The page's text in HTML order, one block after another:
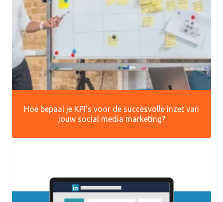
Hoe bepaal je KPI’s voor de succesvolle inzet van
jouw social media marketing?